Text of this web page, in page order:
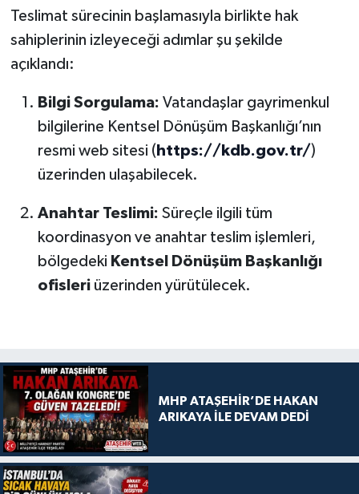
Teslimat sürecinin başlamasıyla birlikte hak
sahiplerinin izleyeceği adımlar şu şekilde
açıklandı:
Bilgi Sorgulama: Vatandaşlar gayrimenkul
bilgilerine Kentsel Dönüşüm Başkanlığı’nın
resmi web sitesi ( https://kdb.gov.tr/)
üzerinden ulaşabilecek.
Anahtar Teslimi: Süreçle ilgili tüm
koordinasyon ve anahtar teslim işlemleri,
bölgedeki Kentsel Dönüşüm Başkanlığı
ofisleriüzerinden yürütülecek.
MHP ATAŞEHİR’DE HAKAN
ARIKAYA İLE DEVAM DEDİ